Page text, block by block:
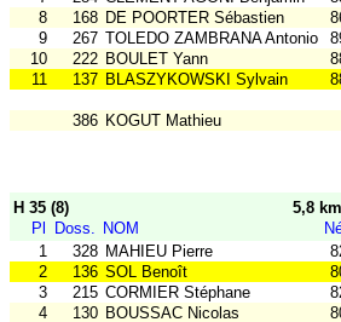
8
168 DE POORTER Sébastien
9
267 TOLEDO ZAMBRANA Antonio
10
222 BOULET Yann
11
137 BLASZYKOWSKI Sylvain
386 KOGUT Mathieu
H 35 (8) 5,8
Pl
Doss. NOM
1
328 MAHIEU Pierre
2
136 SOL Benoît
3
215 CORMIER Stéphane
4
130 BOUSSAC Nicolas